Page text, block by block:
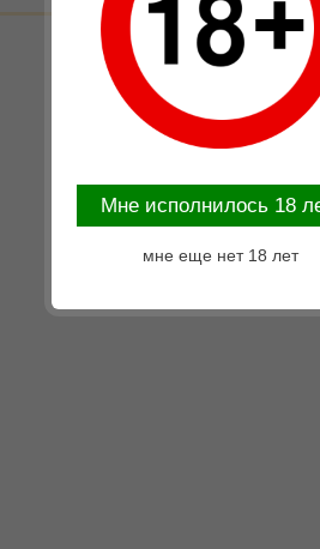
Mне исполнилось 18
мне еще нет 18 лет